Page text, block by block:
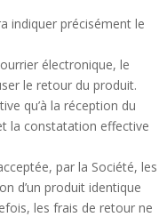
indiquer précisément le
électronique, le
le retour du produit.
qu’à la réception du
la constatation effective
par la Société, les
d’un produit identique
les frais de retour ne